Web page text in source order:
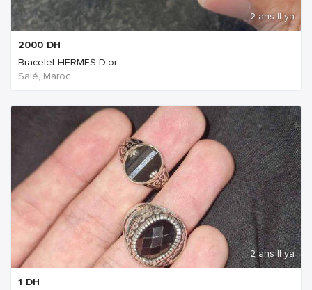
2 ans Il ya
2000 DH
Bracelet HERMES D’or
Salé, Maroc
2 ans Il ya
1 DH